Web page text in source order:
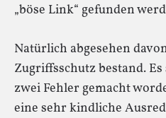
„böse Link“ gefunden
Natürlich abgesehen
Zugriffsschutz bestand.
zwei Fehler gemacht
eine sehr kindliche